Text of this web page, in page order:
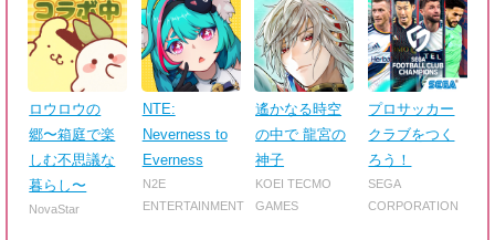
ロウロウの
郷〜箱庭で楽
しむ不思議な
暮らし〜
NovaStar
NTE:
Neverness to
Everness
N2E
ENTERTAINMENT
遙かなる時空
の中で 龍宮の
神子
KOEI TECMO
GAMES
プロサッカー
クラブをつく
ろう！
SEGA
CORPORATION